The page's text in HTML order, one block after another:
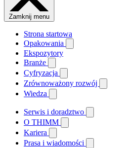
Zamknij menu
Strona startowa
Opakowania
Ekspozytory
Branże
Cyfryzacja
Zrównoważony rozwój
Wiedza
Serwis i doradztwo
O THIMM
Kariera
Prasa i wiadomości